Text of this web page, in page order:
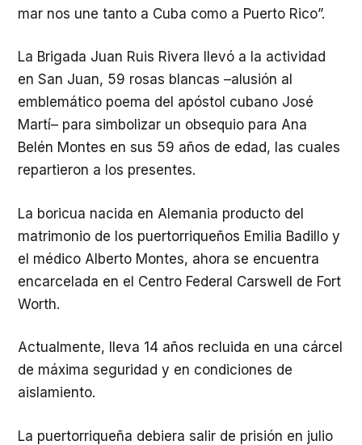
mar nos une tanto a Cuba como a Puerto Rico”.
La Brigada Juan Ruis Rivera llevó a la actividad
en San Juan, 59 rosas blancas –alusión al
emblemático poema del apóstol cubano José
Martí– para simbolizar un obsequio para Ana
Belén Montes en sus 59 años de edad, las cuales
repartieron a los presentes.
La boricua nacida en Alemania producto del
matrimonio de los puertorriqueños Emilia Badillo y
el médico Alberto Montes, ahora se encuentra
encarcelada en el Centro Federal Carswell de Fort
Worth.
Actualmente, lleva 14 años recluida en una cárcel
de máxima seguridad y en condiciones de
aislamiento.
La puertorriqueña debiera salir de prisión en julio